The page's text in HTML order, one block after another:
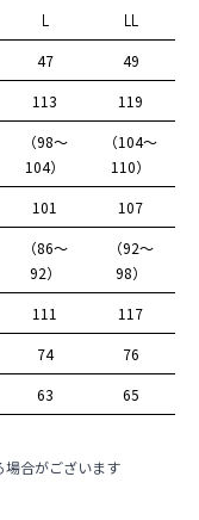
L
LL
47
49
113
119
（98～
104）
（104～
110）
101
107
（86～
92）
（92～
98）
111
117
74
76
63 65
合がございます